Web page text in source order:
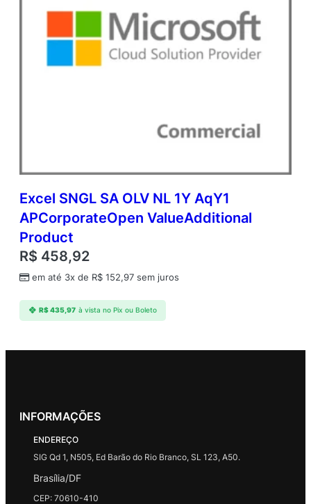
Excel SNGL SA OLV NL 1Y AqY1
APCorporateOpen ValueAdditional
Product
R$ 458,92
em até 3x de R$ 152,97 sem juros
R$435,97 à vista no Pix ou Boleto
INFORMAÇÕES
ENDEREÇO
SIG Qd 1, N505, Ed Barão do Rio Branco, SL 123, A50.
Brasília/DF
CEP: 70610-410